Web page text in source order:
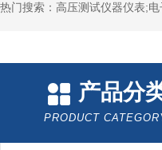
热门搜索：高压测试仪器仪表;
产品分
PRODUCT